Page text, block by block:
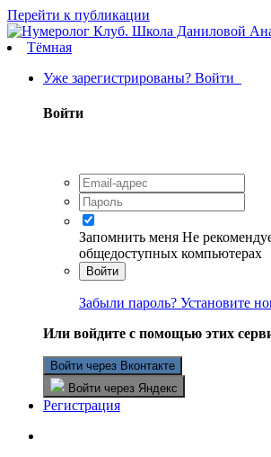
Перейти к публикации
Тёмная
Уже зарегистрированы? Войти
Войти
Запомнить меня Не
общедоступных компьютерах
Войти
Забыли пароль? Установите
Или войдите с помощью этих
Войти через Вконтакте
Войти через Яндекс
Регистрация